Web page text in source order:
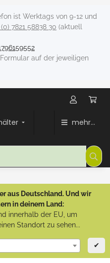
ist Werktags von 9-12 und
7821 58838 30 (aktuell
auf der jeweiligen
mehr...
aus Deutschland. Und wir
in deinem Land:
innerhalb der EU, um
Standort zu sehen...
✔